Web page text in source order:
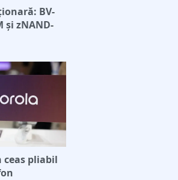
BV-
și zNAND-
ceas pliabil